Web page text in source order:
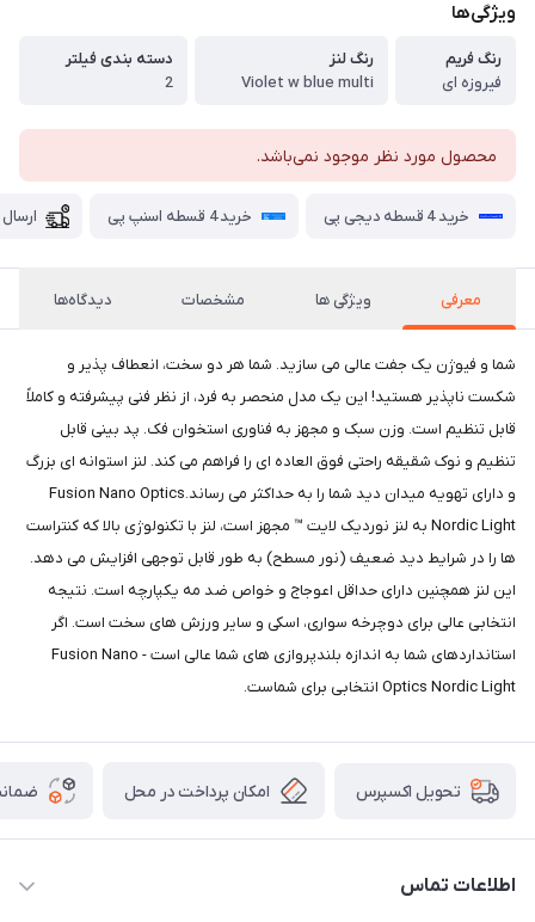
ویژگی‌ها
رنگ فریم
فیروزه ای
رنگ لنز
Violet w blue multi
دسته بندی فیلتر
2
محصول مورد نظر موجود نمی‌باشد.
خرید 4 قسطه دیجی پی خرید 4 قسطه اسنپ پی
معرفی ویژگی ها مشخصات دیدگاه‌ها
شما و فیوژن یک جفت عالی می سازید. شما هر دو سخت، انعطاف پذیر و
شکست ناپذیر هستید! این یک مدل منحصر به فرد، از نظر فنی پیشرفته و کاملاً
قابل تنظیم است. وزن سبک و مجهز به فناوری استخوان فک. پد بینی قابل
تنظیم و نوک شقیقه راحتی فوق العاده ای را فراهم می کند. لنز استوانه ای بزرگ
و دارای تهویه میدان دید شما را به حداکثر می رساند.Fusion Nano Optics
Nordic Light به لنز نوردیک لایت ™ مجهز است، لنز با تکنولوژی بالا که کنتراست
ها را در شرایط دید ضعیف (نور مسطح) به طور قابل توجهی افزایش می دهد.
این لنز همچنین دارای حداقل اعوجاج و خواص ضد مه یکپارچه است. نتیجه
انتخابی عالی برای دوچرخه سواری، اسکی و سایر ورزش های سخت است. اگر
استانداردهای شما به اندازه بلندپروازی های شما عالی است - Fusion Nano
Optics Nordic Light انتخابی برای شماست.
تحویل اکسپرس امکان پرداخت در محل
اطلاعات تماس